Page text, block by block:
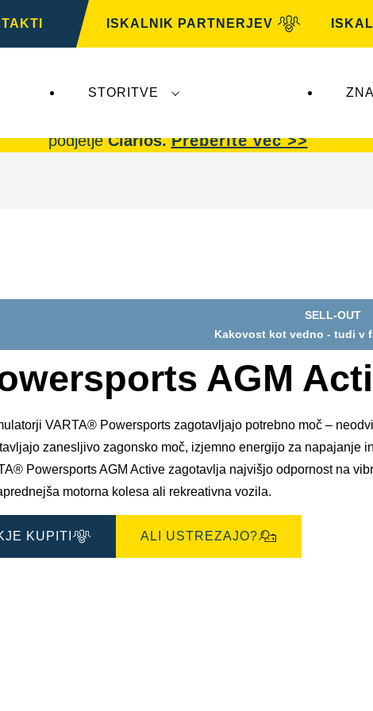
ISKALNIK PARTNERJEV
STORITVE
podjetjeClarios.Preberite več >>
Odprite
dialogno
slikami
SELL-OUT
Kakovost kot vedno - tudi v
AGM
VARTA® Powersports zagotavljajo potrebno moč –
zanesljivo zagonsko moč, izjemno energijo za napajanje
Powersports AGM Active zagotavlja najvišjo odpornost na
motorna kolesa ali rekreativna vozila.
KUPITI ALI USTREZAJO?